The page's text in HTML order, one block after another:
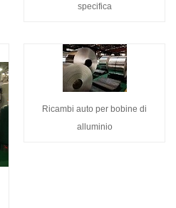
specifica
Ricambi auto per bobine di
alluminio